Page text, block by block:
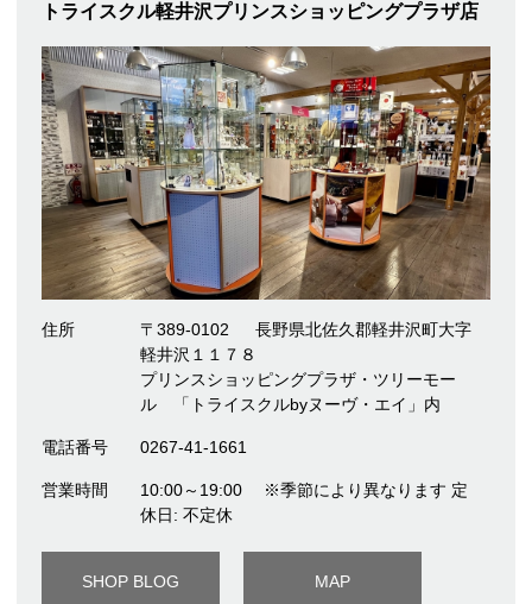
トライスクル軽井沢プリンスショッピングプラザ店
住所 〒389-0102
長野県北佐久郡軽井沢町大字
軽井沢１１７８
プリンスショッピングプラザ・ツリーモー
ル 「トライスクルbyヌーヴ・エイ」内
電話番号 0267-41-1661
営業時間
10:00～19:00 ※季節により異なります 定
休日: 不定休
SHOP BLOG MAP